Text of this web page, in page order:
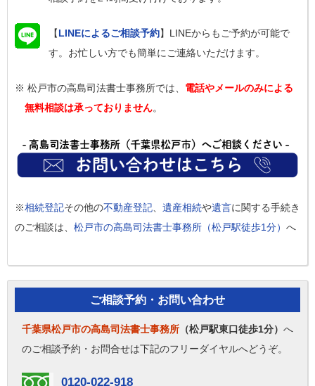
【LINEによるご相談予約】LINEからもご予約が可能で
す。お忙しい方でも簡単にご連絡いただけます。
※ 松戸市の高島司法書士事務所では、 電話やメールのみによる
無料相談は承っておりません。
※相続登記その他の不動産登記 遺産相続や遺言に関する手続き
のご相談は、 松戸市の高島司法書士事務所（松戸駅徒歩1分） へ
ご相談予約・お問い合わせ
千葉県松戸市の高島司法書士事務所 （松戸駅東口徒歩1分） へ
のご相談予約・お問合せは下記のフリーダイヤルへどうぞ。
0120-022-918